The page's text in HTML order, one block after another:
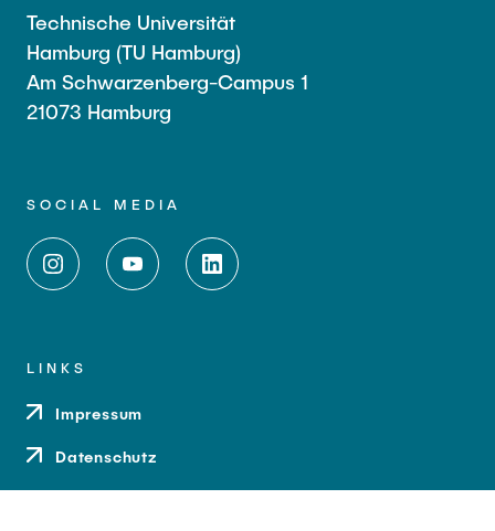
Technische Universität
Hamburg (TU Hamburg)
Am Schwarzenberg-Campus 1
21073 Hamburg
SOCIAL MEDIA
LINKS
Impressum
Datenschutz